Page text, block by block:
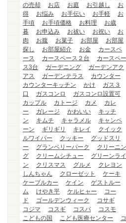
の売却
お店 お庭 お引越し
お
得
お悩み お手伝い お手軽
お
手頃
お手頃価格 お料理
お歳
暮
お申込み お祓い お祝い
お
肉
お腹 お菓子 お部屋
お部屋
探し
お部屋紹介 お金
カースペ
ース
カースペース２台
カースペー
ス3台
ガーデニング
ガーデンアク
アス
ガーデンテラス
カウンター
カウンターキッチン
かけ
ガス３
口
ガスコンロ
ガスコンロ設置可
カップル
カトージ カメ
カレ
ー
ガレージ かわいい
キッチ
ン
キムチ キャラメル
キャンペ
ーン
ギリギリ キレイ
クイック
ルワイパー
クッキー
グッドスリ
ー
グランベリーパーク
クリーニン
グ
クリームシチュー
グリーンライ
ン
クリスマス グルメ
クレヨン
しんちゃん
クローゼット
ケーキ
ケーブルカー
ケイン
ゲストルー
ム
けやき平 ケルヒャー
コー
ド
ゴールデンウィーク
コサギ
コジマ
コスギ コスパ
コスモ
こどもの国
こども医療センター
コ